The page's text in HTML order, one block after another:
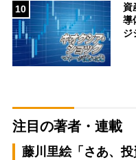
10
資
導
ジ
注目の著者・連載
藤川里絵「さあ、投